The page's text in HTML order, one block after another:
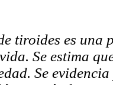
tiroides es una
Se estima
Se